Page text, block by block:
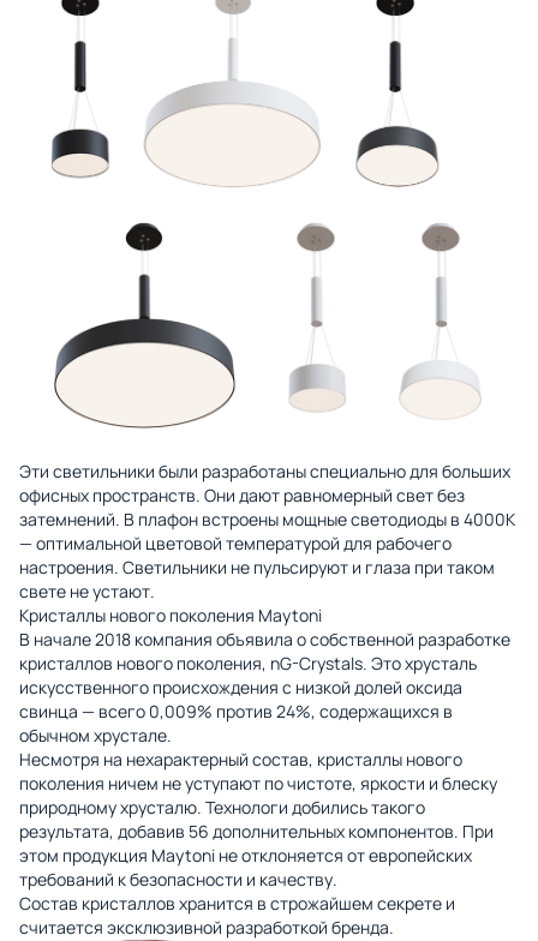
Эти светильники были разработаны специально для больших
офисных пространств. Они дают равномерный свет без
затемнений. В плафон встроены мощные светодиоды в 4000К
— оптимальной цветовой температурой для рабочего
настроения. Светильники не пульсируют и глаза при таком
свете не устают.
Кристаллы нового поколения Maytoni
В начале 2018 компания объявила о собственной разработке
кристаллов нового поколения, nG-Crystals. Это хрусталь
искусственного происхождения с низкой долей оксида
свинца — всего 0,009% против 24%, содержащихся в
обычном хрустале.
Несмотря на нехарактерный состав, кристаллы нового
поколения ничем не уступают по чистоте, яркости и блеску
природному хрусталю. Технологи добились такого
результата, добавив 56 дополнительных компонентов. При
этом продукция Maytoni не отклоняется от европейских
требований к безопасности и качеству.
Состав кристаллов хранится в строжайшем секрете и
считается эксклюзивной разработкой бренда.